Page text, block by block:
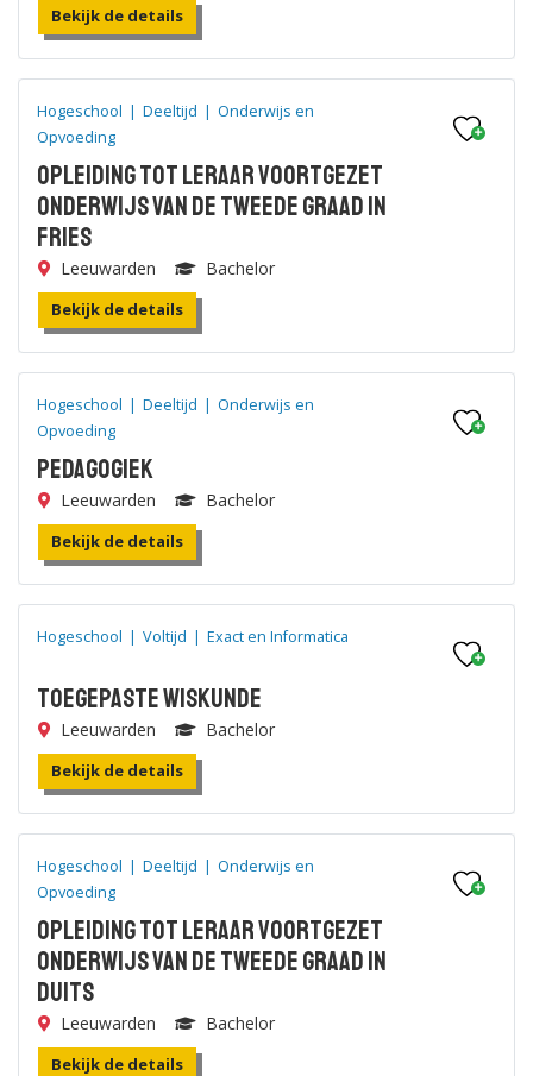
Bekijk de details
Hogeschool | Deeltijd | Onderwijs en
Opvoeding
Opleiding tot leraar voortgezet
onderwijs van de tweede graad in
Fries
Leeuwarden Bachelor
Bekijk de details
Hogeschool | Deeltijd | Onderwijs en
Opvoeding
Pedagogiek
Leeuwarden Bachelor
Bekijk de details
Hogeschool | Voltijd | Exact en Informatica
Toegepaste Wiskunde
Leeuwarden Bachelor
Bekijk de details
Hogeschool | Deeltijd | Onderwijs en
Opvoeding
Opleiding tot leraar voortgezet
onderwijs van de tweede graad in
Duits
Leeuwarden Bachelor
Bekijk de details